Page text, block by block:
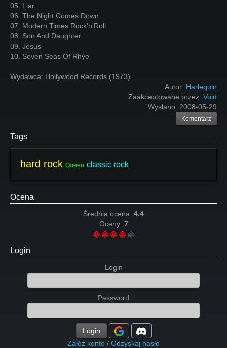
05. Liar
06. The Night Comes Down
07. Modern Times Rock'n'Roll
08. Son And Daughter
09. Jesus
10. Seven Seas Of Rhye
Wydawca: Hollywood Records (1973)
Autor: Harlequin
Zaakceptowane przez: Void
Wysłano: 2008-05-29
Komentarz
Tags
hard rock Queen classic rock
Ocena
Średnia ocena: 4.4
Oceny: 7
Login
Login
Password
Login
Załóż konto / Odzyskaj hasło